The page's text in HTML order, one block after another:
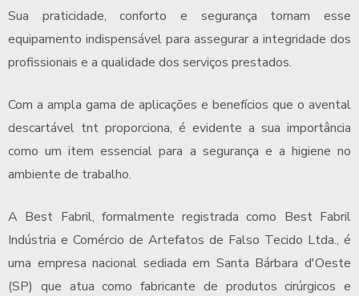
Sua praticidade, conforto e segurança tornam esse
equipamento indispensável para assegurar a integridade dos
profissionais e a qualidade dos serviços prestados.
Com a ampla gama de aplicações e benefícios que o avental
descartável tnt proporciona, é evidente a sua importância
como um item essencial para a segurança e a higiene no
ambiente de trabalho.
A Best Fabril, formalmente registrada como Best Fabril
Indústria e Comércio de Artefatos de Falso Tecido Ltda., é
uma empresa nacional sediada em Santa Bárbara d'Oeste
(SP) que atua como fabricante de produtos cirúrgicos e